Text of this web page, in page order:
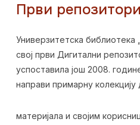
Први
Универзитетска библиотека
свој први Дигитални
успоставила још 2008.
направи примарну колекцију
материјала и својим
Пон–пет:
08:00–20:00
Студентска
читаоница:
23:00